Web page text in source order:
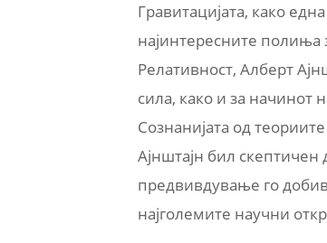
Гравитацијата, како
најинтересните полиња
Релативност, Алберт
сила, како и за начинот
Сознанијата од
Ајнштајн бил
предвивдување го
најголемите научни